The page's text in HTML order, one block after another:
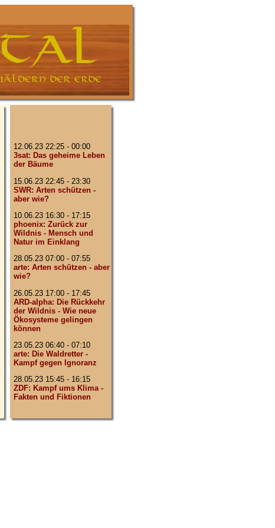
12.06.23 22:25 - 00:00
3sat: Das geheime Leben
der Bäume
15.06.23 22:45 - 23:30
SWR: Arten schützen -
aber wie?
10.06.23 16:30 - 17:15
phoenix: Zurück zur
Wildnis - Mensch und
Natur im Einklang
28.05.23 07:00 - 07:55
arte: Arten schützen - aber
wie?
26.05.23 17:00 - 17:45
ARD-alpha: Die Rückkehr
der Wildnis - Wie neue
Ökosysteme gelingen
können
23.05.23 06:40 - 07:10
arte: Die Waldretter -
Kampf gegen Ignoranz
28.05.23 15:45 - 16:15
ZDF: Kampf ums Klima -
Fakten und Fiktionen